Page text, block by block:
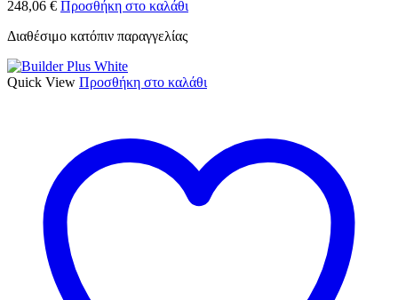
248,06 € Προσθήκη στο καλάθι
Διαθέσιμο κατόπιν παραγγελίας
Quick View Προσθήκη στο καλάθι